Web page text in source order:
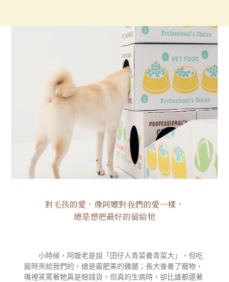
對毛孩的愛，像阿嬤對我們的愛一樣，
總是想把最好的留給牠
小時候，阿嬤老是說「囝仔人青菜養青菜大」，但吃
飯時夾給我們的，總是最肥美的雞腿；長大後養了寵物，
嘴裡笑罵著牠真是賠錢貨，但真的生病時，卻比誰都還著